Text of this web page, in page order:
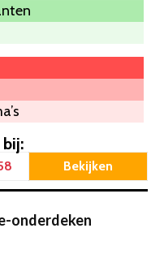
Bekijken
onderdeken